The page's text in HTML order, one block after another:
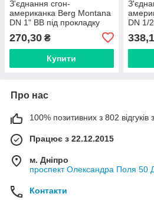
З'єднання сгон-
американка Berg Montana
DN 1" ВВ під прокладку
270,30 ₴
Купити
DN 1/
Про нас
100% позитивних з 802 відгуків
Працює з 22.12.2015
м. Дніпро
проспект Олександра Поля 50
Контакти